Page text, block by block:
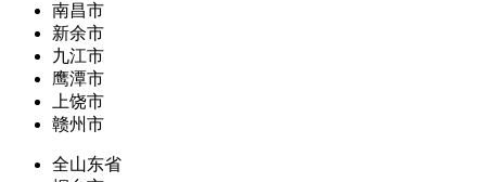
南昌市
新余市
九江市
鹰潭市
上饶市
赣州市
全山东省